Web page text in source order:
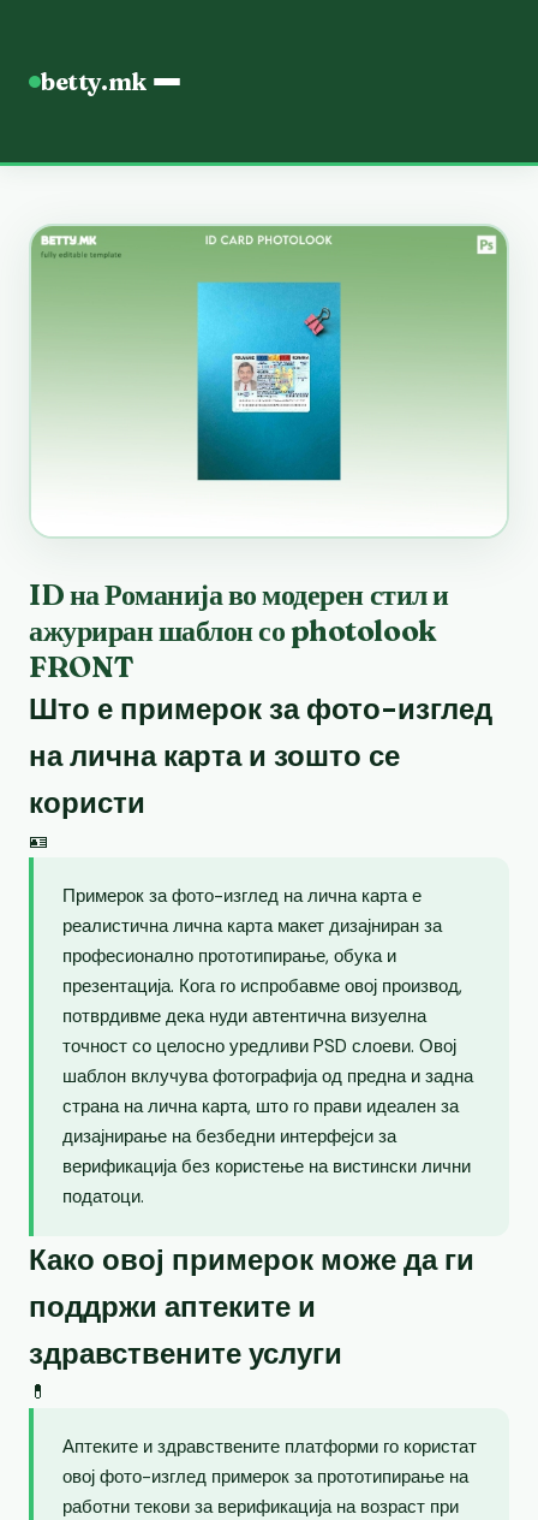
betty.mk
ID на Романија во модерен стил и
ажуриран шаблон со photolook
FRONT
Што е примерок за фото-изглед
на лична карта и зошто се
користи
🪪
Примерок за фото-изглед на лична карта е
реалистична лична карта макет дизајниран за
професионално прототипирање, обука и
презентација. Кога го испробавме овој производ,
потврдивме дека нуди автентична визуелна
точност со целосно уредливи PSD слоеви. Овој
шаблон вклучува фотографија од предна и задна
страна на лична карта, што го прави идеален за
дизајнирање на безбедни интерфејси за
верификација без користење на вистински лични
податоци.
Како овој примерок може да ги
поддржи аптеките и
здравствените услуги
💊
Аптеките и здравствените платформи го користат
овој фото-изглед примерок за прототипирање на
работни текови за верификација на возраст при